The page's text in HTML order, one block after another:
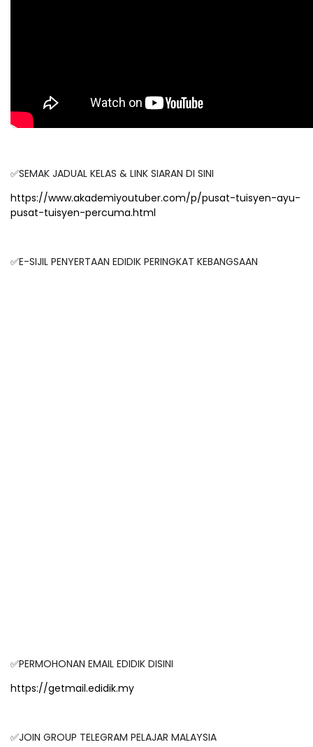
✅SEMAK JADUAL KELAS & LINK SIARAN DI SINI
https://www.akademiyoutuber.com/p/pusat-tuisyen-ayu-
pusat-tuisyen-percuma.html
✅E-SIJIL PENYERTAAN EDIDIK PERINGKAT KEBANGSAAN
✅PERMOHONAN EMAIL EDIDIK DISINI
https://getmail.edidik.my
✅JOIN GROUP TELEGRAM PELAJAR MALAYSIA